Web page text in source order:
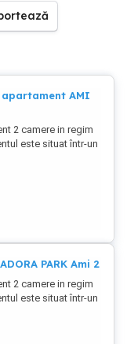
AMI
2 camere in regim
este situat într-un
PARK aproape
tramvai,5 min Moll.
dotat : Aer
de spalat haine
Prosoape albe
duș gel Parcare
220 lei noapte Pret
Inf tel
PARK Ami 2
2 camere in regim
este situat într-un
PARK aproape
tramvai,5 min Moll.
dotat : Aer